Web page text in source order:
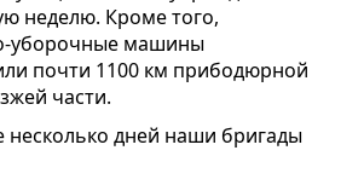
неделю. Кроме того,
уборочные машины
почти 1100 км прибодюрной
части.
несколько дней наши бригады